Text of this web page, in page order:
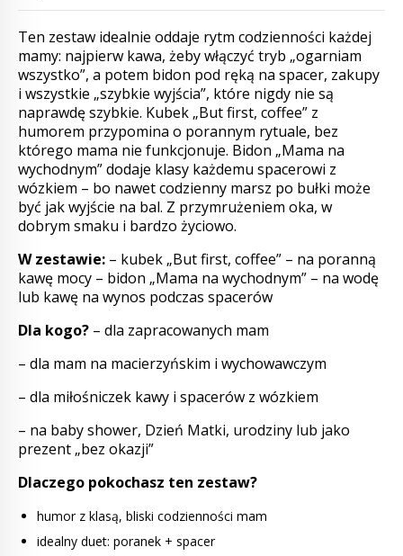
Ten zestaw idealnie oddaje rytm codzienności każdej
mamy: najpierw kawa, żeby włączyć tryb „ogarniam
wszystko”, a potem bidon pod ręką na spacer, zakupy
i wszystkie „szybkie wyjścia”, które nigdy nie są
naprawdę szybkie. Kubek „But first, coffee” z
humorem przypomina o porannym rytuale, bez
którego mama nie funkcjonuje. Bidon „Mama na
wychodnym” dodaje klasy każdemu spacerowi z
wózkiem – bo nawet codzienny marsz po bułki może
być jak wyjście na bal. Z przymrużeniem oka, w
dobrym smaku i bardzo życiowo.
W zestawie: – kubek „But first, coffee” – na poranną
kawę mocy – bidon „Mama na wychodnym” – na wodę
lub kawę na wynos podczas spacerów
Dla kogo? – dla zapracowanych mam
– dla mam na macierzyńskim i wychowawczym
– dla miłośniczek kawy i spacerów z wózkiem
– na baby shower, Dzień Matki, urodziny lub jako
prezent „bez okazji”
Dlaczego pokochasz ten zestaw?
humor z klasą, bliski codzienności mam
idealny duet: poranek + spacer